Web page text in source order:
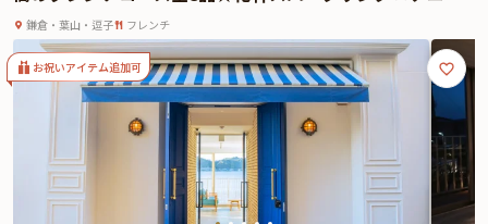
サリープレートのサービスも。大切な友人との記念日や、ちょっと贅沢をした
い日のお祝いにもぴったりです。波音に包まれながら、洗練された空間で語ら
う時間は、心に残る至福のひとときとなることでしょう。
鎌倉の自然と食材の恵みを堪能しながら、心も満たされる贅沢な夜を。「THE
HARBOR TERRACE」で、特別な女子会をぜひご体験ください。
さらに本プランでは、有料オプションでアニバーサリーにぴったりな花束・ギ
フト・カスタマイズ可能なメッセージカードなどを付けられます。メッセージ
カードは着席時に、花束やギフトはデザートタイム後のアニバーサリープレー
ト提供時にご予約主様にお渡しいたしますので、サプライズにお役立てくださ
ーサリープレートつき★
鎌倉・葉山・逗子 フレンチ
お祝いアイテム追加可